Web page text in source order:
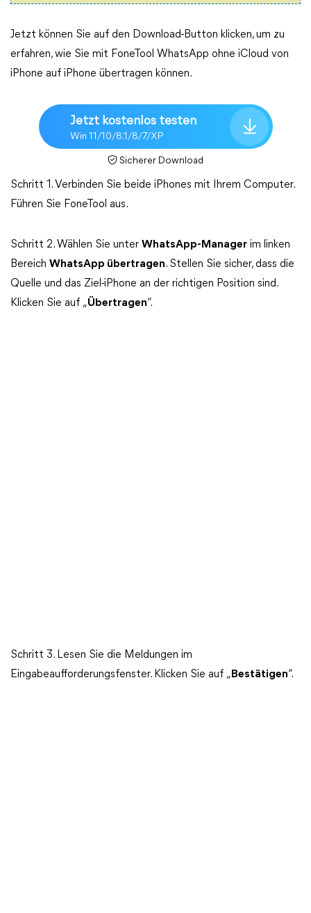
Jetzt können Sie auf den Download-Button klicken, um zu
erfahren, wie Sie mit FoneTool WhatsApp ohne iCloud von
iPhone auf iPhone übertragen können.
Jetzt kostenlos testen
Win 11/10/8.1/8/7/XP
Sicherer Download
Schritt 1. Verbinden Sie beide iPhones mit Ihrem Computer.
Führen Sie FoneTool aus.
Schritt 2. Wählen Sie unter WhatsApp-Manager im linken
Bereich WhatsApp übertragen. Stellen Sie sicher, dass die
Quelle und das Ziel-iPhone an der richtigen Position sind.
Klicken Sie auf „Übertragen“.
Schritt 3. Lesen Sie die Meldungen im
Eingabeaufforderungsfenster. Klicken Sie auf „ Bestätigen“.